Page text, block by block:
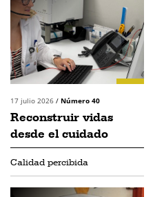
17 julio 2026 / Número 40
Reconstruir vidas
desde el cuidado
Calidad percibida